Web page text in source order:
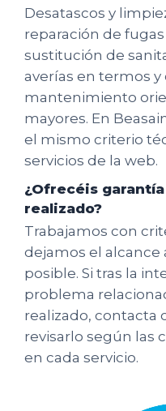
Desatascos y
reparación de
sustitución de
averías en termos y
mantenimiento
mayores. En
el mismo criterio
servicios de la web.
¿Ofrecéis
realizado?
Trabajamos con
dejamos el alcance
posible. Si tras la
problema
realizado, contacta
revisarlo según las
en cada servicio.